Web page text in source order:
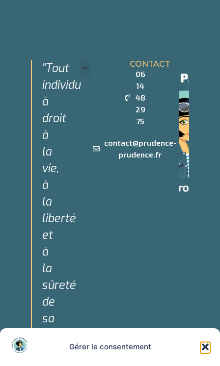
Gérer le consentement
"Tout
individu
à
droit
à
la
vie,
à
la
liberté
et
à
la
sûreté
de
sa
CONTACT
06
14
48
29
75
contact@prudence-
prudence.fr